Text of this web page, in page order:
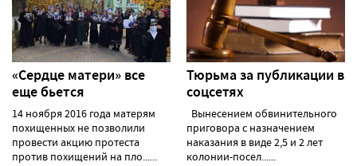
«Сердце матери» все
еще бьется
14 ноября 2016 года матерям
похищенных не позволили
провести акцию протеста
против похищений на пло......
Тюрьма за публикации в
соцсетях
Вынесением обвинительного
приговора с назначением
наказания в виде 2,5 и 2 лет
колонии-посел......